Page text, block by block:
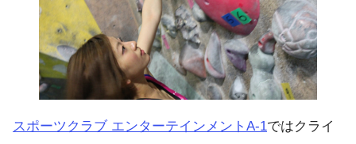
スポーツクラブ エンターテインメントA-1ではクライ